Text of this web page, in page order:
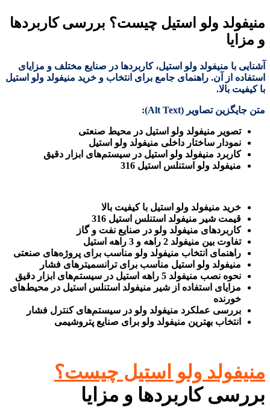
منیفولد ولو استیل چیست؟ بررسی کاربردها
و مزایا
آشنایی با منیفولد ولو استیل، کاربردها در صنایع مختلف و مزایای
استفاده از آن. راهنمای جامع برای انتخاب و خرید منیفولد ولو استیل
با کیفیت بالا.​
متن جایگزین تصاویر (Alt Text):
تصویر منیفولد ولو استیل در محیط صنعتی
نمودار ساختار داخلی منیفولد ولو استیل
کاربرد منیفولد ولو استیل در سیستم‌های ابزار دقیق
منیفولد ولو استنلس استیل 316
خرید منیفولد ولو استیل با کیفیت بالا
قیمت شیر منیفولد استنلس استیل 316
کاربردهای منیفولد ولو در صنایع نفت و گاز
تفاوت بین منیفولد 2 راهه و 3 راهه استیل
راهنمای انتخاب منیفولد ولو مناسب برای پروژه‌های صنعتی
منیفولد ولو استیل مناسب برای ترانسمیترهای فشار
نحوه نصب منیفولد 5 راهه استیل در سیستم‌های ابزار دقیق
مزایای استفاده از شیر منیفولد استنلس استیل در محیط‌های
خورنده
بررسی عملکرد منیفولد ولو در سیستم‌های کنترل فشار
انتخاب بهترین منیفولد ولو برای صنایع پتروشیمی
منیفولد ولو استیل چیست؟
بررسی کاربردها و مزایا